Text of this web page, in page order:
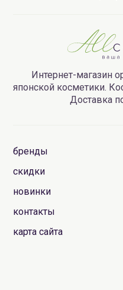
Интернет-магазин
японской косметики.
Доставка
бренды
скидки
новинки
контакты
карта сайта